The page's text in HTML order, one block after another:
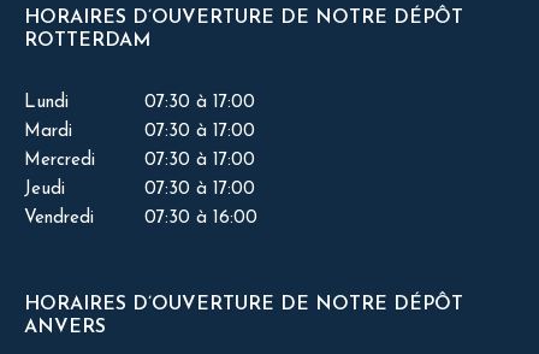
HORAIRES D’OUVERTURE DE NOTRE DÉPÔT
ROTTERDAM
Lundi
07:30 à 17:00
Mardi
07:30 à 17:00
Mercredi
07:30 à 17:00
Jeudi
07:30 à 17:00
Vendredi
07:30 à 16:00
HORAIRES D’OUVERTURE DE NOTRE DÉPÔT
ANVERS